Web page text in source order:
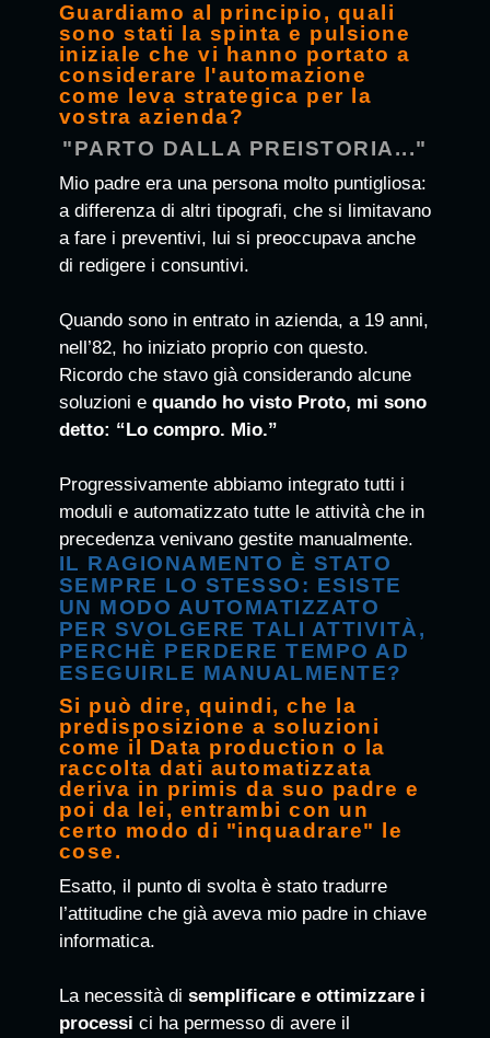
Guardiamo al principio, quali
sono stati la spinta e pulsione
iniziale che vi hanno portato a
considerare l'automazione
come leva strategica per la
vostra azienda?
"PARTO DALLA PREISTORIA..."
Mio padre era una persona molto puntigliosa:
a differenza di altri tipografi, che si limitavano
a fare i preventivi, lui si preoccupava anche
di redigere i consuntivi.
Quando sono in entrato in azienda, a 19 anni,
nell’82, ho iniziato proprio con questo.
Ricordo che stavo già considerando alcune
soluzioni e quando ho visto Proto, mi sono
detto: “Lo compro. Mio.”
Progressivamente abbiamo integrato tutti i
moduli e automatizzato tutte le attività che in
precedenza venivano gestite manualmente.
IL RAGIONAMENTO È STATO
SEMPRE LO STESSO: ESISTE
UN MODO AUTOMATIZZATO
PER SVOLGERE TALI ATTIVITÀ,
PERCHÈ PERDERE TEMPO AD
ESEGUIRLE MANUALMENTE?
Si può dire, quindi, che la
predisposizione a soluzioni
come il Data production o la
raccolta dati automatizzata
deriva in primis da suo padre e
poi da lei, entrambi con un
certo modo di "inquadrare" le
cose.
Esatto, il punto di svolta è stato tradurre
l’attitudine che già aveva mio padre in chiave
informatica.
La necessità di semplificare e ottimizzare i
processi ci ha permesso di avere il